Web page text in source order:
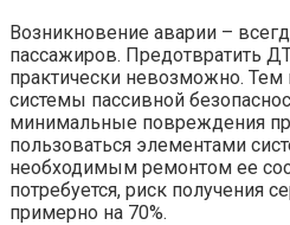
Возникновение аварии –
пассажиров. Предотвратить
практически невозможно.
системы пассивной
минимальные повреждения
пользоваться элементами
необходимым ремонтом ее
потребуется, риск получения
примерно на 70%.